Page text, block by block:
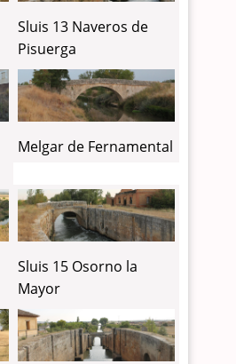
Sluis 13 Naveros de
Pisuerga
Melgar de Fernamental
Sluis 15 Osorno la
Mayor